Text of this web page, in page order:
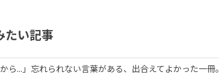
たい記事
ら...」忘れられない言葉がある、出合えてよかった一冊。